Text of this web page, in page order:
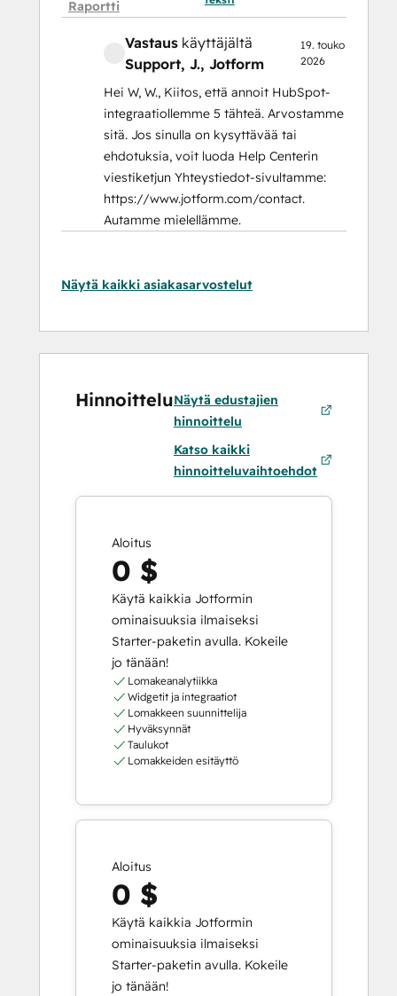
Raportti
Vastaus käyttäjältä
Support, J., Jotform
19. touko
2026
Hei W, W., Kiitos, että annoit HubSpot-
integraatiollemme 5 tähteä. Arvostamme
sitä. Jos sinulla on kysyttävää tai
ehdotuksia, voit luoda Help Centerin
viestiketjun Yhteystiedot-sivultamme:
https://www.jotform.com/contact.
Autamme mielellämme.
Näytä kaikki asiakasarvostelut
HinnoitteluNäytä edustajien
hinnoittelu
Katso kaikki
hinnoitteluvaihtoehdot
Aloitus
0 $
Käytä kaikkia Jotformin
ominaisuuksia ilmaiseksi
Starter-paketin avulla. Kokeile
jo tänään!
Lomakeanalytiikka
Widgetit ja integraatiot
Lomakkeen suunnittelija
Hyväksynnät
Taulukot
Lomakkeiden esitäyttö
Aloitus
0 $
Käytä kaikkia Jotformin
ominaisuuksia ilmaiseksi
Starter-paketin avulla. Kokeile
jo tänään!